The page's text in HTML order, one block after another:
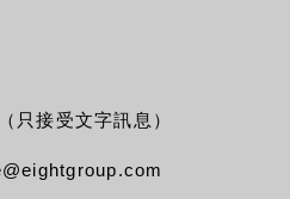
只接受文字訊息）